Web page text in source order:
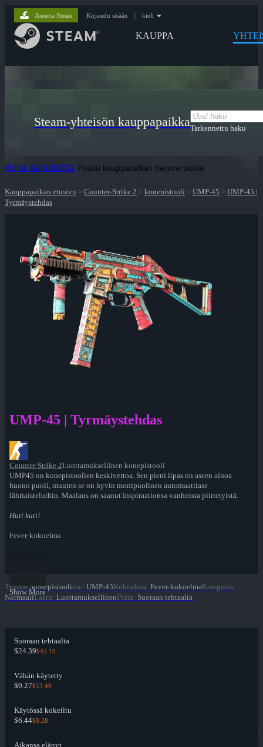
KAUPPA
Asenna Steam Kirjaudu sisään | kieli
Steam-yhteisön kauppapaikkaTarkennettu haku
Anna palautetta Poistu kauppapaikan betaversiosta
Kauppapaikan etusivu > Counter-Strike 2 > konepistooli > UMP-45 > UMP-45 |
Tyrmäystehdas
UMP-45 | Tyrmäystehdas
Counter-Strike 2Luottamuksellinen konepistooli
UMP45 on konepistoolien keskivertoa. Sen pieni lipas on aseen ainoa
huono puoli, muuten se on hyvin monipuolinen automaattiase
lähitaisteluihin. Maalaus on saanut inspiraationsa vanhoista piirretyistä.
Huti kuti!
Fever-kokoelma
Show More
Tyyppi: konepistooliase: UMP-45Kokoelma: Fever-kokoelmaKategoria:
NormaaliLaatu: LuottamuksellinenPinta: Suoraan tehtaalta
Suoraan tehtaalta
$24.39$42.10
Vähän käytetty
$9.27$13.49
Käytössä kokeiltu
$6.44$8.28
Aikansa elänyt